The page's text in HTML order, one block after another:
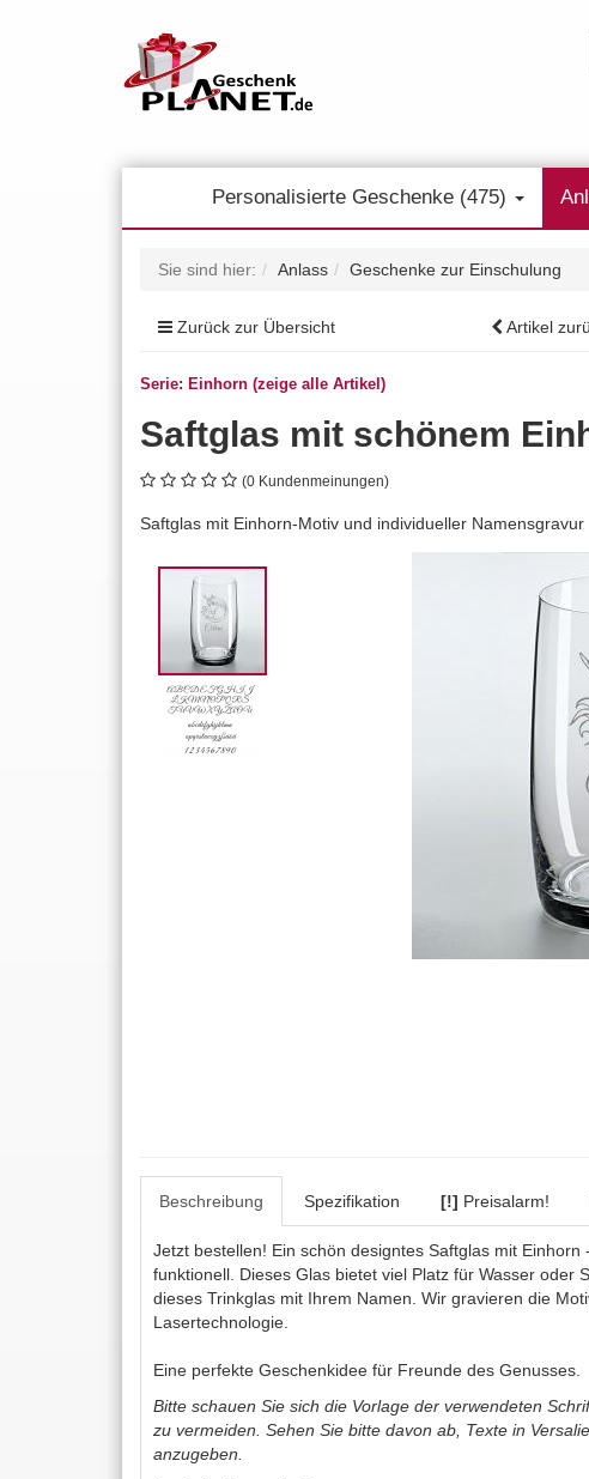
Personalisierte Geschenke (475)
Sie sind hier: Anlass Geschenke zur Einschulung
Zurück zur Übersicht Artikel
Serie: Einhorn (zeige alle Artikel)
Saftglas mit schönem
(0 Kundenmeinungen)
Saftglas mit Einhorn-Motiv und individueller Namensgravur
Beschreibung Spezifikation [!] Preisalarm!
Jetzt bestellen! Ein schön designtes Saftglas mit Einhorn
funktionell. Dieses Glas bietet viel Platz für Wasser oder
dieses Trinkglas mit Ihrem Namen. Wir gravieren die
Lasertechnologie.
Eine perfekte Geschenkidee für Freunde des Genusses.
Bitte schauen Sie sich die Vorlage der verwendeten
zu vermeiden. Sehen Sie bitte davon ab, Texte in
anzugeben.